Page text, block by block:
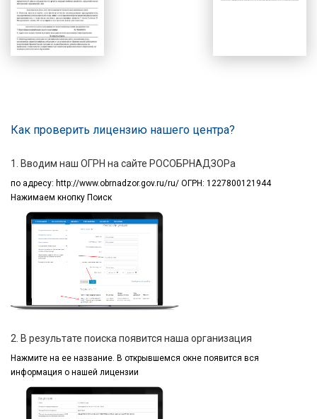
Как проверить лицензию нашего центра?
1. Вводим наш ОГРН на сайте РОСОБРНАДЗОРа
по адресу: http://www.obrnadzor.gov.ru/ru/ ОГРН: 1227800121944
Нажимаем кнопку Поиск
2. В результате поиска появится наша организация
Нажмите на ее название. В открывшемся окне появится вся
информация о нашей лицензии